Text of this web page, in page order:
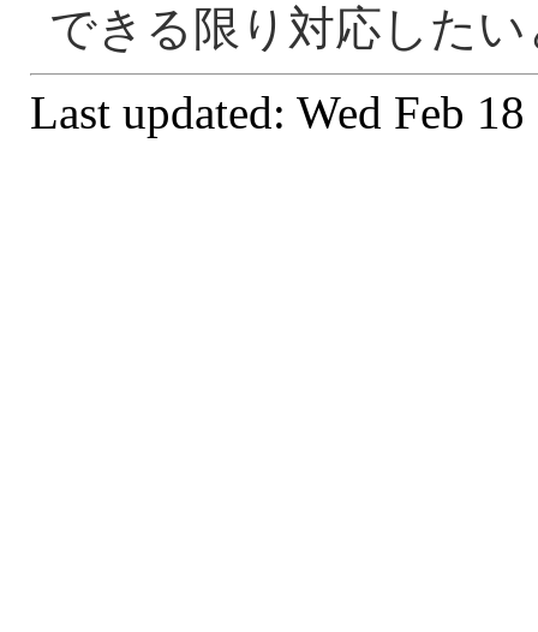
できる限り対応した
Last updated: Wed Feb